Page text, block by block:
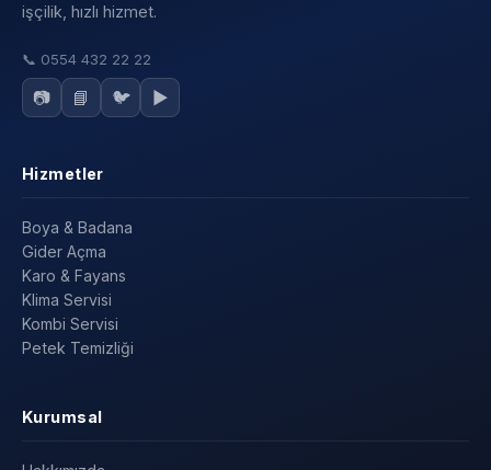
işçilik, hızlı hizmet.
📞 0554 432 22 22
📷 📘 🐦 ▶️
Hizmetler
Boya & Badana
Gider Açma
Karo & Fayans
Klima Servisi
Kombi Servisi
Petek Temizliği
Kurumsal